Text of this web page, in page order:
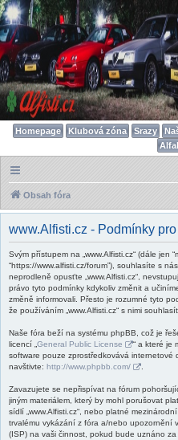
Homepage Klubová zóna Srazy
Obsah fóra
www.Alfisti.cz - Podmínky
Svým přístupem na „www.Alfisti.cz“ (dále jen
“https://www.alfisti.cz/forum”), souhlasíte s
neprodleně opusťte „www.Alfisti.cz“,
právo tyto podmínky kdykoliv změnit a
změně informovali. Přesto je rozumné tyto
že používáním „www.Alfisti.cz“ s nimi
Naše fóra beží na systému phpBB, což je
licencí „ General Public License “ a které je
software pouze zprostředkovává internetové
navštivte: http://www.phpbb.com/
Zavazujete se nepřispívat na fórum
jiným materiálem, který by mohl porušovat
sídlí „www.Alfisti.cz“, nebo platné
trvalému vykázání z fóra a/nebo upozornění
(ISP) na vaši činnost, pokud bude uznáno